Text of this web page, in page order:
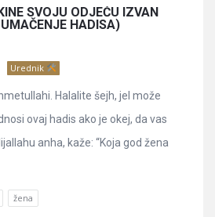
SVOJU ODJEĆU IZVAN
HADISA)
Urednik
Halalite šejh, jel može
ovaj hadis ako je okej, da vas
anha, kaže: “Koja god žena
žena